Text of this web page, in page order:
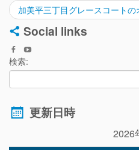
加美平三丁目グレースコート
Social links
検索:
更新日時
2026